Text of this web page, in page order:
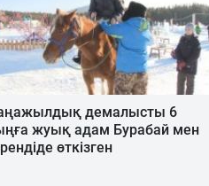
демалысты 6
жуық адам Бурабай мен
өткізген